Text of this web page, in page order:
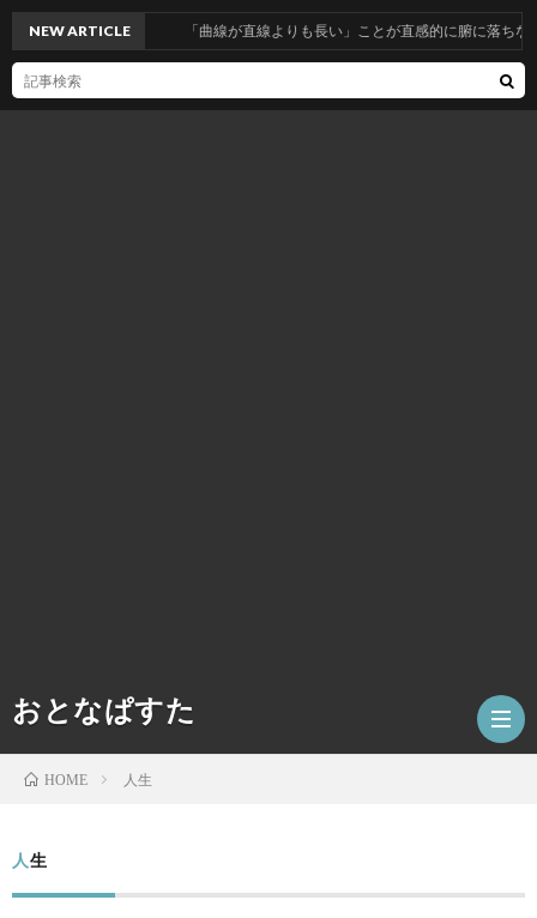
おとなぱすた
NEW ARTICLE 「曲線が直線よりも長い」ことが直感的に腑に落ちない人へ
HOME 人生
人生